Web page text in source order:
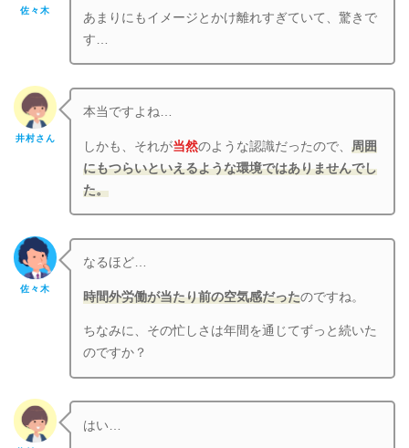
佐々木
あまりにもイメージとかけ離れすぎていて、驚きで
す…
井村さん
本当ですよね…
しかも、それが当然のような認識だったので、周囲
にもつらいといえるような環境ではありませんでし
た。
佐々木
なるほど…
時間外労働が当たり前の空気感だったのですね。
ちなみに、その忙しさは年間を通じてずっと続いた
のですか？
はい…